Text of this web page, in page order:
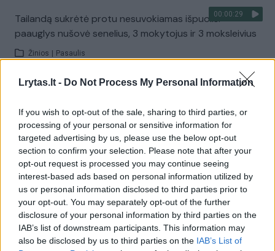
Lrytas.lt - Do Not Process My Personal Information
If you wish to opt-out of the sale, sharing to third parties, or
processing of your personal or sensitive information for
targeted advertising by us, please use the below opt-out
section to confirm your selection. Please note that after your
opt-out request is processed you may continue seeing
interest-based ads based on personal information utilized by
us or personal information disclosed to third parties prior to
your opt-out. You may separately opt-out of the further
disclosure of your personal information by third parties on the
IAB’s list of downstream participants. This information may
also be disclosed by us to third parties on the IAB’s List of
00:00:29
Tailandą sukrėtė protu nesuvokiamas išpuolis:
paauglys nušovė senelius, 3 mokytojus ir 3 moksleivius
Žinios Pasaulis
Žiūrimiausi įrašai
00:00:30
Vaizdai iš tragiškos avarijos Vilniaus r.: dviejų moterų ir
vaiko gyvybių išgelbėti nepavyko
Žinios Lietuvos diena